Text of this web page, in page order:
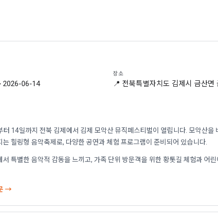
2026-06-14
장소
📍 전북특별자치도 김제시 금산
14일까지 전북 김제에서 김제 모악산 뮤직페스티벌이 열립니다. 모악산을
는 힐링형 음악축제로, 다양한 공연과 체험 프로그램이 준비되어 있습니다.
서 특별한 음악적 감동을 느끼고, 가족 단위 방문객을 위한 황톳길 체험과 어
→